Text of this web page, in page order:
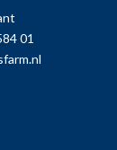
01